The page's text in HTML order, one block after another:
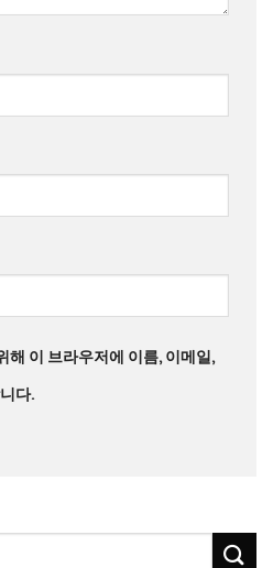
해 이 브라우저에 이름, 이메일,
다.